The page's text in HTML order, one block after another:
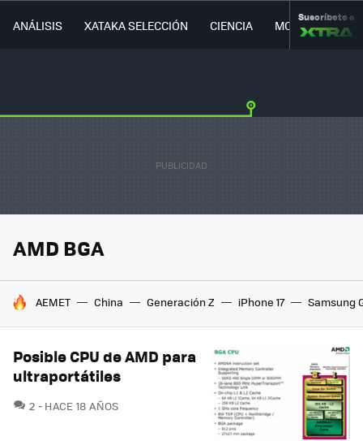
ANÁLISIS XATAKA SELECCIÓN CIENCIA MOVILIDAD
Suscríbete a
AMD BGA
HOY SE HABLA DE
AEMET China Generación Z iPhone 17 Samsung
Posible CPU de AMD para
ultraportátiles
2 COMENTARIOS
HACE 18 AÑOS